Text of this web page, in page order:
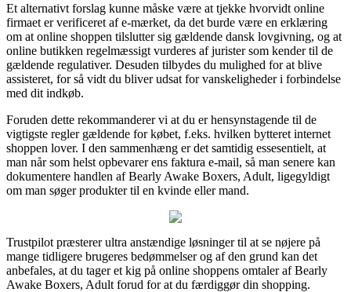
Et alternativt forslag kunne måske være at tjekke hvorvidt online
firmaet er verificeret af e-mærket, da det burde være en erklæring
om at online shoppen tilslutter sig gældende dansk lovgivning, og at
online butikken regelmæssigt vurderes af jurister som kender til de
gældende regulativer. Desuden tilbydes du mulighed for at blive
assisteret, for så vidt du bliver udsat for vanskeligheder i forbindelse
med dit indkøb.
Foruden dette rekommanderer vi at du er hensynstagende til de
vigtigste regler gældende for købet, f.eks. hvilken bytteret internet
shoppen lover. I den sammenhæng er det samtidig essesentielt, at
man når som helst opbevarer ens faktura e-mail, så man senere kan
dokumentere handlen af Bearly Awake Boxers, Adult, ligegyldigt
om man søger produkter til en kvinde eller mand.
Trustpilot præsterer ultra anstændige løsninger til at se nøjere på
mange tidligere brugeres bedømmelser og af den grund kan det
anbefales, at du tager et kig på online shoppens omtaler af Bearly
Awake Boxers, Adult forud for at du færdiggør din shopping.